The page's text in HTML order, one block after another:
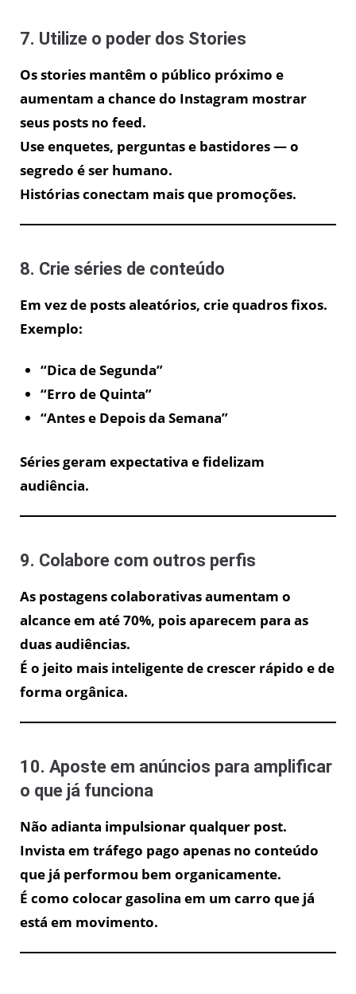
7. Utilize o poder dos Stories
Os stories mantêm o público próximo e
aumentam a chance do Instagram mostrar
seus posts no feed.
Use enquetes, perguntas e bastidores — o
segredo é ser humano.
Histórias conectam mais que promoções.
8. Crie séries de conteúdo
Em vez de posts aleatórios, crie quadros fixos.
Exemplo:
“Dica de Segunda”
“Erro de Quinta”
“Antes e Depois da Semana”
Séries geram expectativa e fidelizam
audiência.
9. Colabore com outros perfis
As postagens colaborativas aumentam o
alcance em até 70%, pois aparecem para as
duas audiências.
É o jeito mais inteligente de crescer rápido e de
forma orgânica.
10. Aposte em anúncios para amplificar
o que já funciona
Não adianta impulsionar qualquer post.
Invista em tráfego pago apenas no conteúdo
que já performou bem organicamente.
É como colocar gasolina em um carro que já
está em movimento.